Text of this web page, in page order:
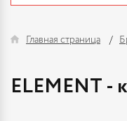
Главная страница
ELEMENT -